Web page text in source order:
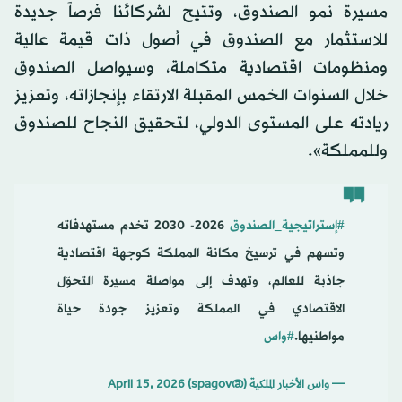
مسيرة نمو الصندوق، وتتيح لشركائنا فرصاً جديدة
للاستثمار مع الصندوق في أصول ذات قيمة عالية
ومنظومات اقتصادية متكاملة، وسيواصل الصندوق
خلال السنوات الخمس المقبلة الارتقاء بإنجازاته، وتعزيز
ريادته على المستوى الدولي، لتحقيق النجاح للصندوق
وللمملكة».
#إستراتيجية_الصندوق
2026- 2030 تخدم مستهدفاته
وتسهم في ترسيخ مكانة المملكة كوجهة اقتصادية
جاذبة للعالم، وتهدف إلى مواصلة مسيرة التحوّل
الاقتصادي في المملكة وتعزيز جودة حياة
مواطنيها.#واس
— واس الأخبار الملكية (@spagov) April 15, 2026